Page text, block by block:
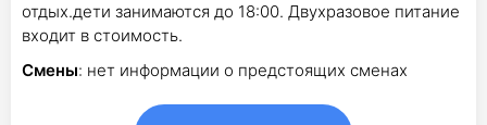
отдых.дети занимаются до 18:00. Двухразовое питание
входит в стоимость.
Смены: нет информации о предстоящих сменах